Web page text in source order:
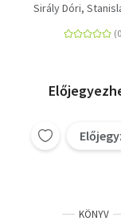
Sirály Dóri
KÖNYV